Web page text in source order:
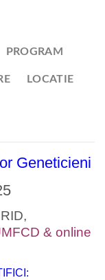
PROGRAM
LOCATIE
Geneticieni
& online